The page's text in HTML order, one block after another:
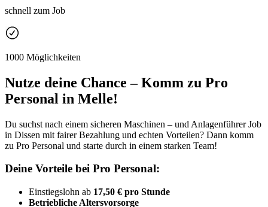
schnell zum Job
1000 Möglichkeiten
Nutze deine Chance – Komm zu Pro
Personal in Melle!
Du suchst nach einem sicheren Maschinen – und Anlagenführer Job
in Dissen mit fairer Bezahlung und echten Vorteilen? Dann komm
zu Pro Personal und starte durch in einem starken Team!
Deine Vorteile bei Pro Personal:
Einstiegslohn ab 17,50 € pro Stunde
Betriebliche Altersvorsorge